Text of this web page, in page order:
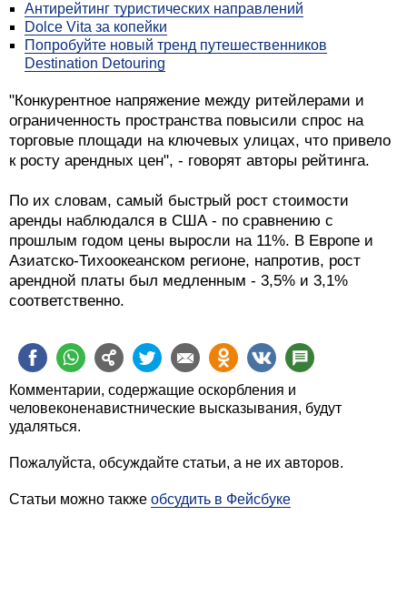
Антирейтинг туристических направлений
Dolce Vita за копейки
Попробуйте новый тренд путешественников
Destination Detouring
"Конкурентное напряжение между ритейлерами и
ограниченность пространства повысили спрос на
торговые площади на ключевых улицах, что привело
к росту арендных цен", - говорят авторы рейтинга.
По их словам, самый быстрый рост стоимости
аренды наблюдался в США - по сравнению с
прошлым годом цены выросли на 11%. В Европе и
Азиатско-Тихоокеанском регионе, напротив, рост
арендной платы был медленным - 3,5% и 3,1%
соответственно.
Комментарии, содержащие оскорбления и
человеконенавистнические высказывания, будут
удаляться.
Пожалуйста, обсуждайте статьи, а не их авторов.
Статьи можно также обсудить в Фейсбуке